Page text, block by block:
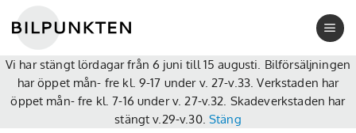
Vi har stängt lördagar från 6 juni till 15 augusti. Bilförsäljningen
har öppet mån- fre kl. 9-17 under v. 27-v.33. Verkstaden har
öppet mån- fre kl. 7-16 under v. 27-v.32. Skadeverkstaden har
stängt v.29-v.30. Stäng
Warning: Undefined variable $url in
bytbil/swapi-bytbil.phpon line1045
Hittade inte vald bil
Du kanske har klickat på en länk till en bil som såld..